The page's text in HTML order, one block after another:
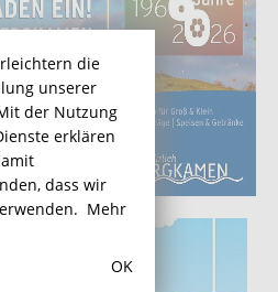
die
unserer
der Nutzung
erklären
dass wir
Mehr
OK